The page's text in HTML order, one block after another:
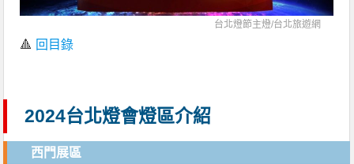
台北燈節主燈/台北旅遊網
🔺 回目錄
2024台北燈會燈區介紹
西門展區